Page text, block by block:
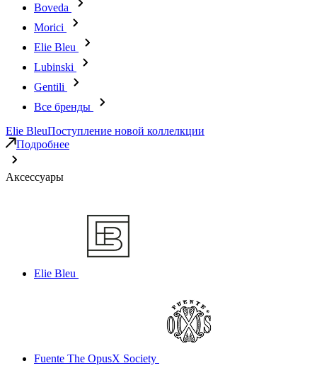
Boveda
Morici
Elie Bleu
Lubinski
Gentili
Все бренды
Elie BleuПоступление новой коллелкции
Подробнее
Аксессуары
Elie Bleu
Fuente The OpusX Society